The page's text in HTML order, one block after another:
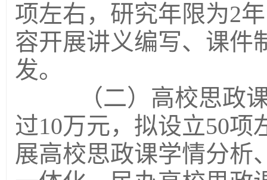
项左右，研究年限为2
容开展讲义编写、课件
发。
（二）高校思政课
过10万元，拟设立50项
展高校思政课学情分析